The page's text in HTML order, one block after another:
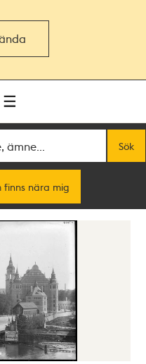
Sök
finns nära mig